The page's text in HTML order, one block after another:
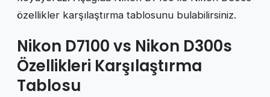
özellikler karşılaştırma tablosunu bulabilirsiniz.
Nikon D7100 vs Nikon D300s
Özellikleri Karşılaştırma
Tablosu